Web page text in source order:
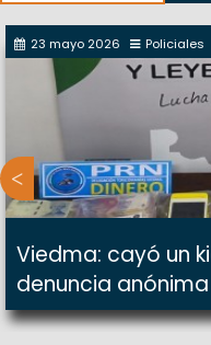
con un encuentro
23 mayo 2026 Policiales
Viedma: cayó un
denuncia anónima